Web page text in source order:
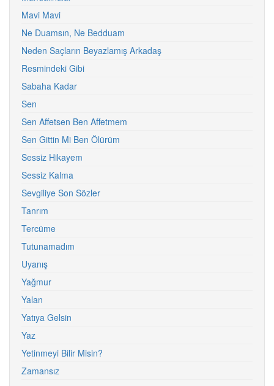
Mavi Mavi
Ne Duamsın, Ne Bedduam
Neden Saçların Beyazlamış Arkadaş
Resmindeki Gibi
Sabaha Kadar
Sen
Sen Affetsen Ben Affetmem
Sen Gittin Mi Ben Ölürüm
Sessiz Hikayem
Sessiz Kalma
Sevgiliye Son Sözler
Tanrım
Tercüme
Tutunamadım
Uyanış
Yağmur
Yalan
Yatıya Gelsin
Yaz
Yetinmeyi Bilir Misin?
Zamansız